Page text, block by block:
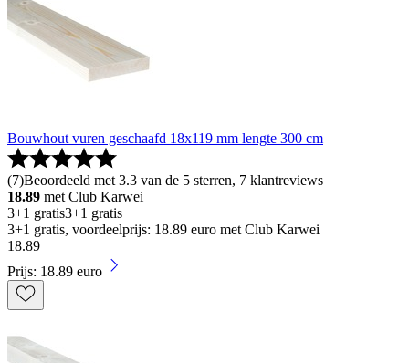
Bouwhout vuren geschaafd 18x119 mm lengte 300 cm
(7)Beoordeeld met 3.3 van de 5 sterren, 7 klantreviews
18.89 met Club Karwei
3+1 gratis3+1 gratis
3+1 gratis, voordeelprijs: 18.89 euro met Club Karwei
18.89
Prijs: 18.89 euro